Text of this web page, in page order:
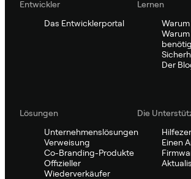
Entwickler
Das Entwicklerportal
Lernen
Der
Lösungen
Unternehmenslösungen
Verweisung
Co-Branding-Produkte
Offizieller
Wiederverkäufer
Die
Einen